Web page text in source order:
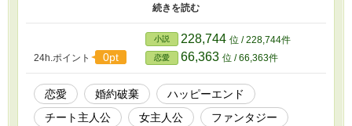
まれ、婚約者になれたのもの束の間、わずか一か月で婚約破棄され
てしまう。 実はアダムにはすでに交際相手がおり、その女性と結
婚するために、マリアナを利用しただけだった。 失意のマリアナ
の前に現れたのは、アダムと瓜二つの双子の弟、イーサン。 そし
て嵐の夜にマリアナが助けた青年は、アダムではなくイーサンだっ
たと知らされる。優しく誠実な人柄のイーサンは、命の恩人である
マリアナに感謝し、自分の屋敷へ客人として迎えてくれた。 アダ
ムに対して怒りが収まらないマリアナは、純粋な乙女心を弄んだ罪
はかならず償わせてやる！！と、固く復讐を誓う。しかし、婚約破
24h.ポイント 0pt
小説 228,744 位 / 228,744件
恋愛 66,363 位 / 66,363件
恋愛 婚約破棄
ハッピーエンド
チート主人公
女主人公
ファンタジー